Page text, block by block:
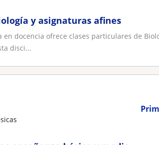
y asignaturas afines
en docencia ofrece clases particulares de
disci...